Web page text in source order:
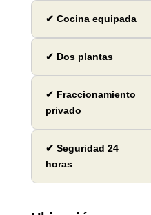
✔ Cocina equipada
✔ Dos plantas
✔ Fraccionamiento
privado
✔ Seguridad 24
horas